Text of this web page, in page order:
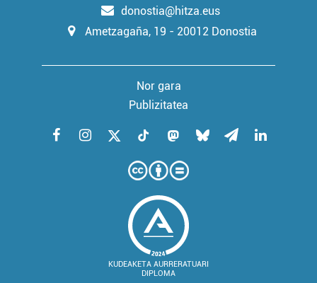
donostia@hitza.eus
Ametzagaña, 19 - 20012 Donostia
Nor gara
Publizitatea
KUDEAKETA AURRERATUARI
DIPLOMA